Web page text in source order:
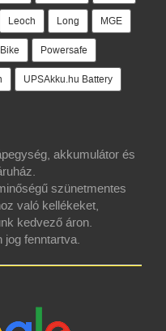
Leoch Long MGE
Powersafe
UPSAkku.hu Battery
akkumulátor és
szünetmentes
való kellékeket,
kedvező áron.
fenntartva.